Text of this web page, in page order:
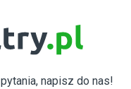
napisz do nas!